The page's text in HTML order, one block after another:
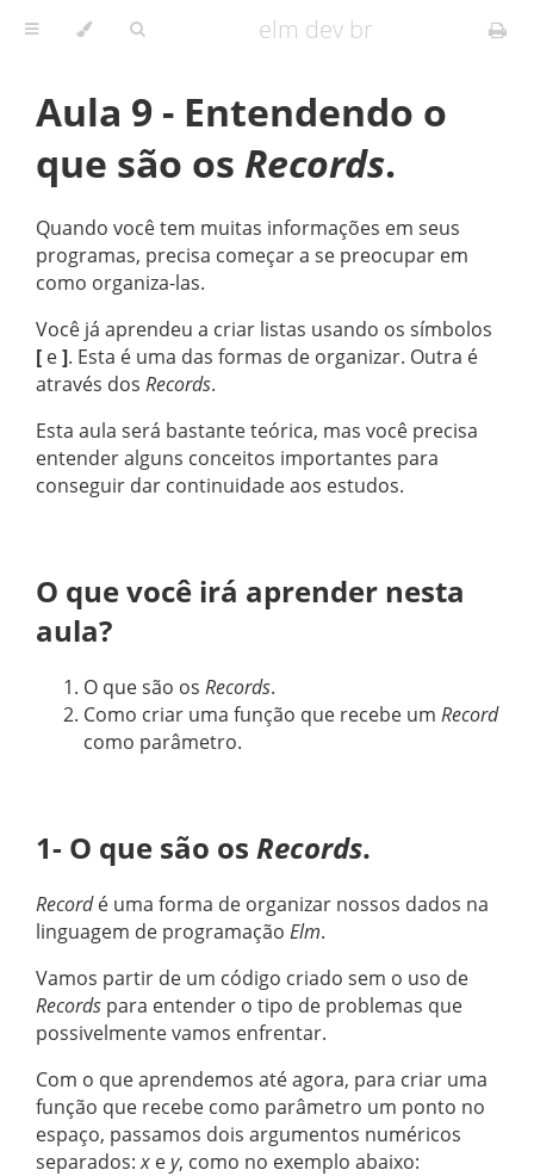
elm dev br
Aula 9 - Entendendo o
que são os Records.
Quando você tem muitas informações em seus
programas, precisa começar a se preocupar em
como organiza-las.
Você já aprendeu a criar listas usando os símbolos
[ e]. Esta é uma das formas de organizar. Outra é
através dos Records.
Esta aula será bastante teórica, mas você precisa
entender alguns conceitos importantes para
conseguir dar continuidade aos estudos.
O que você irá aprender nesta
aula?
O que são os Records.
Como criar uma função que recebe um Record
como parâmetro.
1- O que são os Records.
Recordé uma forma de organizar nossos dados na
linguagem de programação Elm.
Vamos partir de um código criado sem o uso de
Records para entender o tipo de problemas que
possivelmente vamos enfrentar.
Com o que aprendemos até agora, para criar uma
função que recebe como parâmetro um ponto no
espaço, passamos dois argumentos numéricos
separados:x ey, como no exemplo abaixo: